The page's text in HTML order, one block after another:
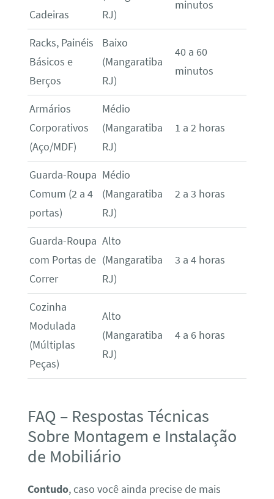
Cadeiras
RJ)
minutos
Racks, Painéis
Básicos e
Berços
Baixo
(Mangaratiba
RJ)
40 a 60
minutos
Armários
Corporativos
(Aço/MDF)
Médio
(Mangaratiba
RJ)
1 a 2 horas
Guarda-Roupa
Comum (2 a 4
portas)
Médio
(Mangaratiba
RJ)
2 a 3 horas
Guarda-Roupa
com Portas de
Correr
Alto
(Mangaratiba
RJ)
3 a 4 horas
Cozinha
Modulada
(Múltiplas
Peças)
Alto
(Mangaratiba
RJ)
4 a 6 horas
FAQ – Respostas Técnicas
Sobre Montagem e Instalação
de Mobiliário
Contudo, caso você ainda precise de mais